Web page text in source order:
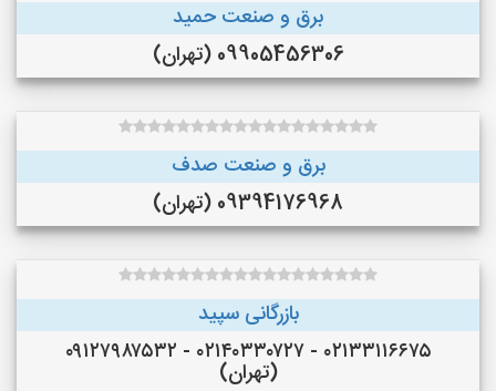
برق و صنعت حمید
09905456306 (تهران)
برق و صنعت صدف
09394176968 (تهران)
بازرگانی سپید
۰۲۱۳۳۱۱۶۶۷۵ - ۰۲۱۴۰۳۳۰۷۲۷ - ۰۹۱۲۷۹۸۷۵۳۲
(تهران)